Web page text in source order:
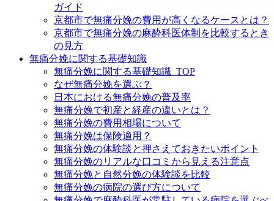
ガイド
京都市で無痛分娩の費用が高くなるケースとは？
京都市で無痛分娩の麻酔科医体制を比較するとき
の見方
無痛分娩に関する基礎知識
無痛分娩に関する基礎知識_TOP
なぜ無痛分娩を選ぶ？
日本における無痛分娩の普及率
無痛分娩で初産と経産の違いとは？
無痛分娩の費用相場について
無痛分娩は保険適用？
無痛分娩の体験談と押さえておきたいポイント
無痛分娩のリアルな口コミから見える注意点
無痛分娩と自然分娩の体験談を比較
無痛分娩の病院の選び方について